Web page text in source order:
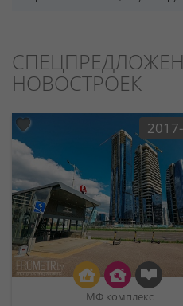
НОВОСТРОЕК
МФ комплекс